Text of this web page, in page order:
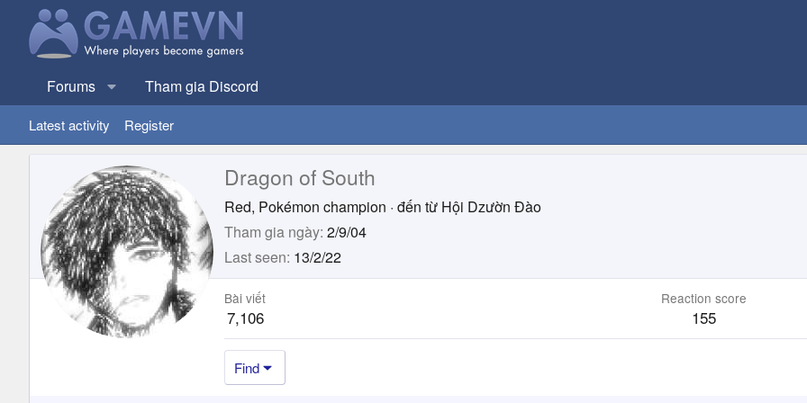
Forums Tham gia Discord
Latest activity Register
Dragon of South
Red, Pokémon champion · đến từ Hội Dzườn Đào
Tham gia ngày 2/9/04
Last seen 13/2/22
Bài viết
7,106
Reaction score
155
Find